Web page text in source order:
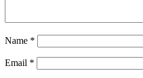
Name *
Email *